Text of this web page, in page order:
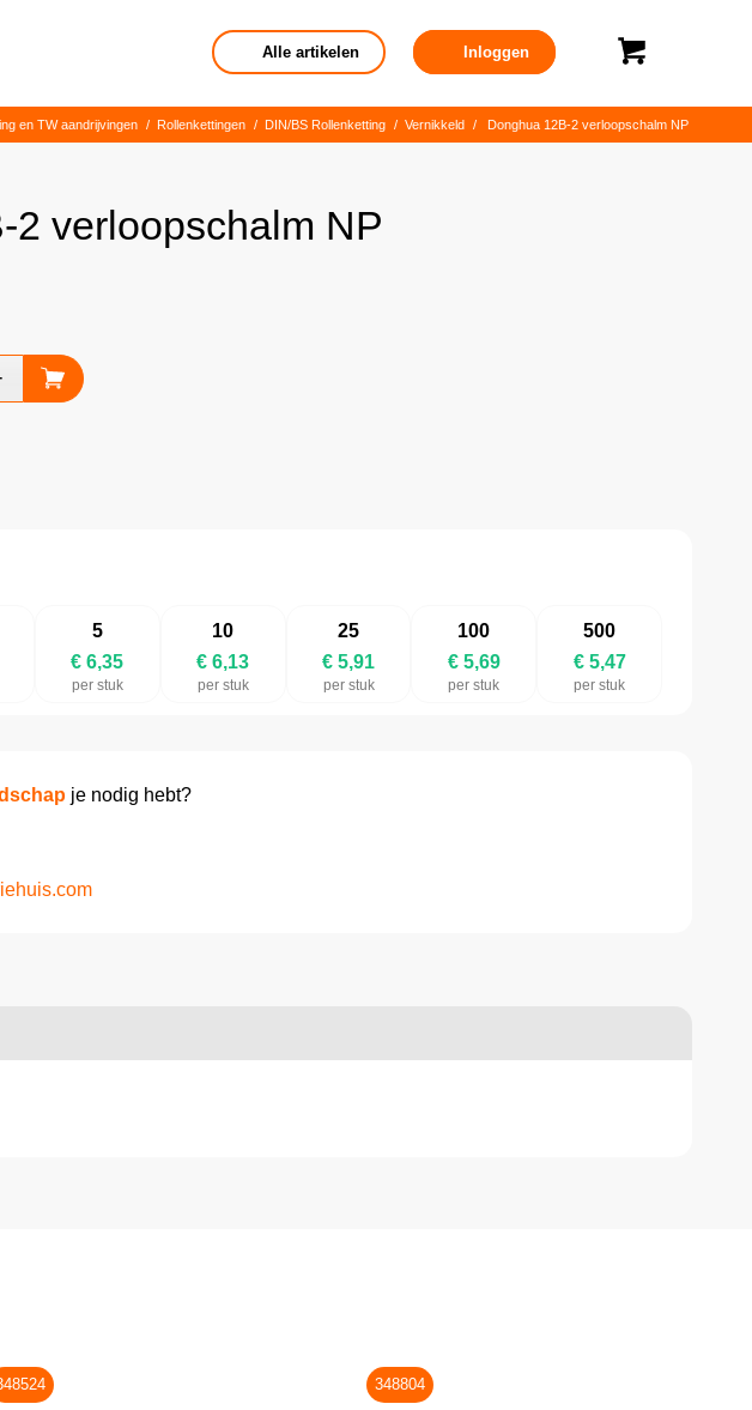
Alle artikelen Inloggen
en TW aandrijvingen / Rollenkettingen / DIN/BS Rollenketting / Vernikkeld / Donghua 12B-2 verloopschalm NP
2 verloopschalm NP
5
€ 6,35
per stuk
10
€ 6,13
per stuk
25
€ 5,91
per stuk
100
€ 5,69
per stuk
500
€ 5,47
per stuk
je nodig hebt?
348804